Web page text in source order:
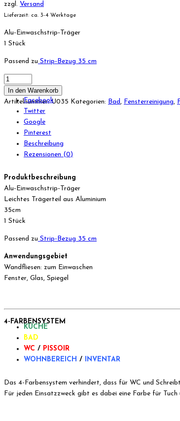
zzgl. Versand
Lieferzeit: ca. 3-4 Werktage
Alu-Einwaschstrip-Träger
1 Stück
Passend zu Strip-Bezug 35 cm
In den Warenkorb
Artikelnummer:U035 Kategorien: Bad, Fensterreinigung,
Facebook
Twitter
Google
Pinterest
Beschreibung
Rezensionen (0)
Produktbeschreibung
Alu-Einwaschstrip-Träger
Leichtes Trägerteil aus Aluminium
35cm
1 Stück
Passend zu Strip-Bezug 35 cm
Anwendungsgebiet
Wandfliesen: zum Einwaschen
Fenster, Glas, Spiegel
4-FARBENSYSTEM
KÜCHE
BAD
WC / PISSOIR
WOHNBEREICH / INVENTAR
Das 4-Farbensystem verhindert, dass für WC und
Für jeden Einsatzzweck gibt es dabei eine Farbe für Tuch